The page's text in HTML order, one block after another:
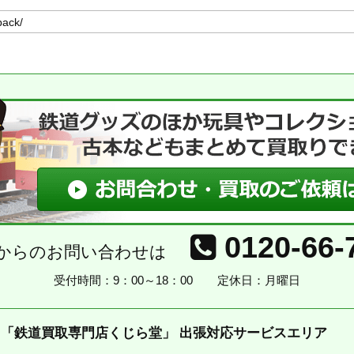
らのお問い合わせは 0120-66-
受付時間：9：00～18：00 定休日：月曜日
「鉄道買取専門店くじら堂」 出張対応サービスエリア